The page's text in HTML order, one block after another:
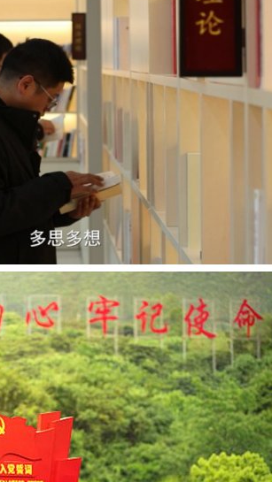
谢谢有你温暖了四季
今年投资意愿榜揭晓